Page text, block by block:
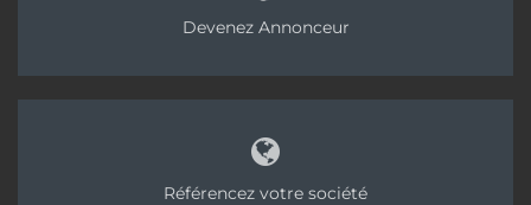
Devenez Annonceur
Référencez votre société